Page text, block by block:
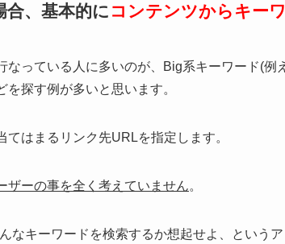
合、基本的に コンテンツからキー
なっている人に多いのが、Big系キーワード(例
探す例が多いと思います。
てはまるリンク先URLを指定します。
ザーの事を全く考えていません。
なキーワードを検索するか想起せよ、という